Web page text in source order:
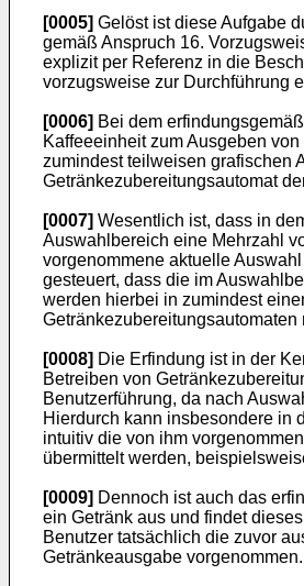
[0005] Gelöst ist diese Aufgabe
gemäß Anspruch 16.
explizit per Referenz in die
vorzugsweise zur Durchführung
[0006] Bei dem
Kaffeeeinheit zum Ausgeben
zumindest teilweisen grafischen
Getränkezubereitungsautomat
[0007] Wesentlich ist, dass in
Auswahlbereich eine Mehrzahl
vorgenommene aktuelle
gesteuert, dass die im
werden hierbei in zumindest
[0008] Die Erfindung ist in der
Betreiben von
Benutzerführung, da nach
Hierdurch kann insbesondere in
intuitiv die von ihm
übermittelt werden,
[0009] Dennoch ist auch das
ein Getränk aus und findet
Benutzer tatsächlich die zuvor
Getränkeausgabe vorgenommen.